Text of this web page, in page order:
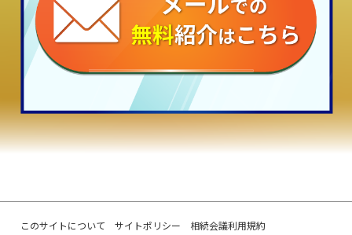
このサイトについて サイトポリシー
相続会議利用規約